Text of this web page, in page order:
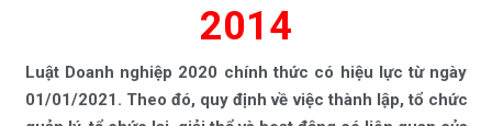
2014
Luật Doanh nghiệp 2020 chính thức có hiệu lực từ ngày
01/01/2021. Theo đó, quy định về việc thành lập, tổ chức